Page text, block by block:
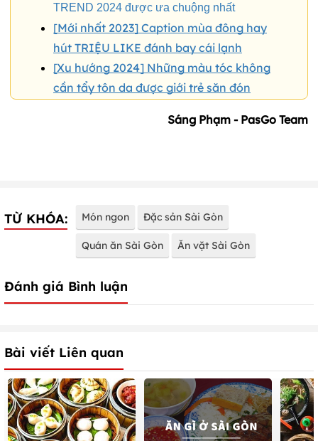
TREND 2024 được ưa chuộng nhất
[Mới nhất 2023] Caption mùa đông hay
hút TRIỆU LIKE đánh bay cái lạnh
[Xu hướng 2024] Những màu tóc không
cần tẩy tôn da được giới trẻ săn đón
Sáng Phạm - PasGo Team
TỪ KHÓA: Món ngon Đặc sản Sài Gòn
Quán ăn Sài Gòn Ăn vặt Sài Gòn
Đánh giá Bình luận
Bài viết Liên quan